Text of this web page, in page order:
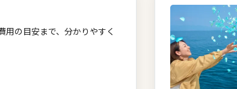
用の目安まで、分かりやすく